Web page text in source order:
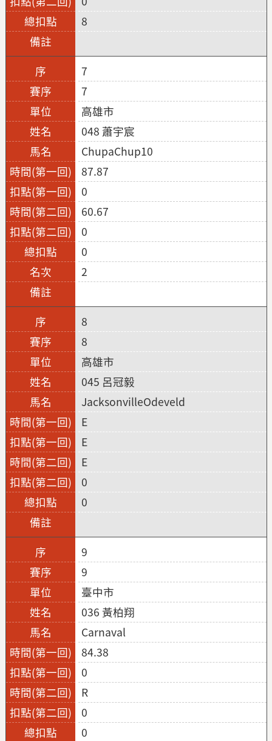
8
7
7
高雄市
048 蕭宇宸
ChupaChup10
87.87
0
60.67
0
0
2
8
8
高雄市
045 呂冠毅
JacksonvilleOdeveld
E
E
E
0
0
9
9
臺中市
036 黃柏翔
Carnaval
84.38
0
R
0
0